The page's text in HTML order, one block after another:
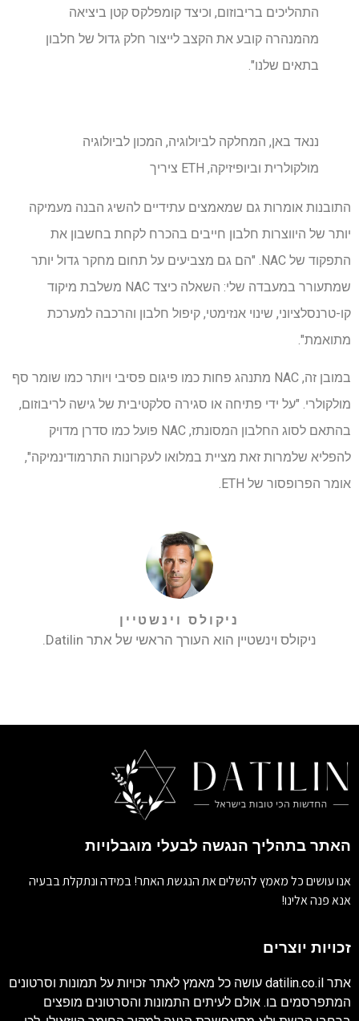
התהליכים בריבוזום, וכיצד קומפלקס קטן ביציאה
מהמנהרה קובע את הקצב לייצור חלק גדול של חלבון
בתאים שלנו".
ננאד באן, המחלקה לביולוגיה, המכון לביולוגיה
מולקולרית וביופיזיקה, ETH ציריך
התובנות אומרות גם שמאמצים עתידיים להשיג הבנה מעמיקה
יותר של היווצרות חלבון חייבים בהכרח לקחת בחשבון את
התפקוד של NAC. "הם גם מצביעים על תחום מחקר גדול יותר
שמתעורר במעבדה שלי: השאלה כיצד NAC משלבת מיקוד
קו-טרנסלציוני, שינוי אנזימטי, קיפול חלבון והרכבה למערכת
מתואמת".
במובן זה, NAC מתנהג פחות כמו פיגום פסיבי ויותר כמו שומר סף
מולקולרי. "על ידי פתיחה או סגירה סלקטיבית של גישה לריבוזום,
בהתאם לסוג החלבון המסונתז, NAC פועל כמו סדרן מדויק
להפליא שלמרות זאת מציית במלואו לעקרונות התרמודינמיקה",
אומר הפרופסור של ETH.
ניקולס וינשטיין
ניקולס וינשטיין הוא העורך הראשי של אתר Datilin.
האתר בתהליך הנגשה לבעלי מוגבלויות
אנו עושים כל מאמץ להשלים את הנגשת האתר! במידה ונתקלת בבעיה
אנא פנה אלינו!
זכויות יוצרים
אתר datilin.co.il עושה כל מאמץ לאתר זכויות על תמונות וסרטונים
המתפרסמים בו. אולם לעיתים התמונות והסרטונים מופצים